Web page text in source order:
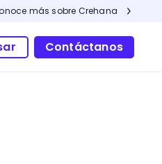
más sobre Crehana
Contáctanos